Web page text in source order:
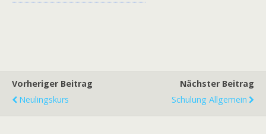
Vorheriger Beitrag
Neulingskurs
Nächster Beitrag
Schulung Allgemein